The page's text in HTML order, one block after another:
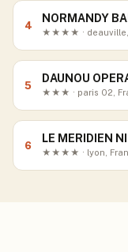
4
NORMANDY
★★★★ · deauville,
5
DAUNOU
★★★ · paris 02,
6
LE MERIDIEN
★★★★ · lyon,